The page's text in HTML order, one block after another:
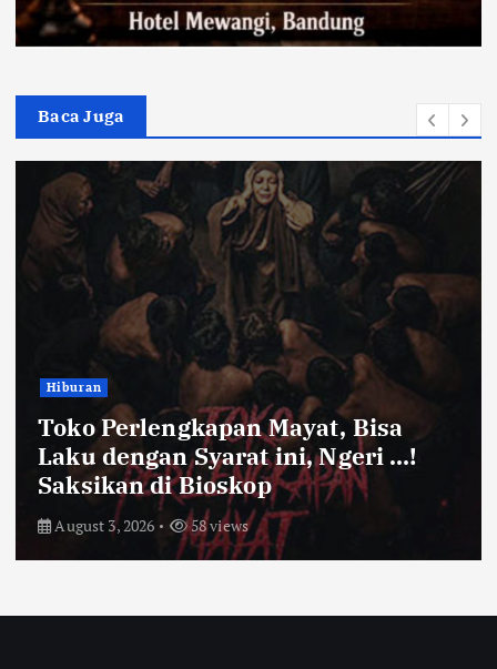
Baca Juga
Bandung Raya
Farhan Pastikan Pasokan Pangan
Kota Bandung Aman Meski Harga
Ayam dan Timun Naik
July 31, 2026 64 views